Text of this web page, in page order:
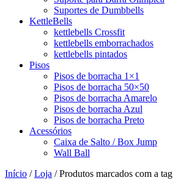
Suportes de Dumbbells
KettleBells
kettlebells Crossfit
kettlebells emborrachados
kettlebells pintados
Pisos
Pisos de borracha 1×1
Pisos de borracha 50×50
Pisos de borracha Amarelo
Pisos de borracha Azul
Pisos de borracha Preto
Acessórios
Caixa de Salto / Box Jump
Wall Ball
Início /Loja / Produtos marcados com a